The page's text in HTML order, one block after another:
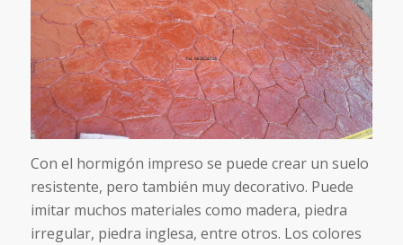
Con el hormigón impreso se puede crear un suelo
resistente, pero también muy decorativo. Puede
imitar muchos materiales como madera, piedra
irregular, piedra inglesa, entre otros. Los colores